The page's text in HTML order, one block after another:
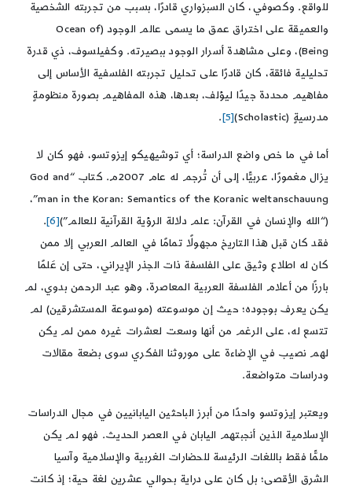
للواقع. وكصوفي، كان السبزواري قادرًا، بسبب من تجربته الشخصية
والعميقة على اختراق عمق ما يسمى عالم الوجود (Ocean of
Being)، وعلى مشاهدة أسرار الوجود ببصيرته. وكفيلسوف، ذي قدرة
تحليلية فائقة، كان قادرًا على تحليل تجربته الفلسفية الأساس إلى
مفاهيم محددة جيدًا ليؤلف، بعدها، هذه المفاهيم بصورة منظومةٍ
مدرسيةٍ (Scholastic)
[5]
.
أما في ما خص واضع الدراسة؛ أي توشيهيكو إيزوتسو، فهو كان لا
يزال مغمورًا، عربيًّا، إلى أن تُرجم له عام 2007م. كتاب “God and
man in the Koran: Semantics of the Koranic weltanschauung”،
(“الله والإنسان في القرآن: علم دلالة الرؤية القرآنية للعالم”)[6]
.
فقد كان قبل هذا التاريخ مجهولًا تمامًا في العالم العربي إلا ممن
كان له اطلاع وثيق على الفلسفة ذات الجذر الإيراني، حتى إن عَلمًا
بارزًا من أعلام الفلسفة العربية المعاصرة، وهو عبد الرحمن بدوي، لم
يكن يعرف بوجوده؛ حيث إن موسوعته (موسوعة المستشرقين) لم
تتسع له، على الرغم من أنها وسعت لعشرات غيره ممن لم يكن
لهم نصيب في الإضاءة على موروثنا الفكري سوى بضعة مقالات
ودراسات متواضعة.
ويعتبر إيزوتسو واحدًا من أبرز الباحثين اليابانيين في مجال الدراسات
الإسلامية الذين أنجبتهم اليابان في العصر الحديث. فهو لم يكن
ملمًّا فقط باللغات الرئيسة للحضارات الغربية والإسلامية وآسيا
الشرق الأقصى؛ بل كان على دراية بحوالي عشرين لغة حية؛ إذ كانت